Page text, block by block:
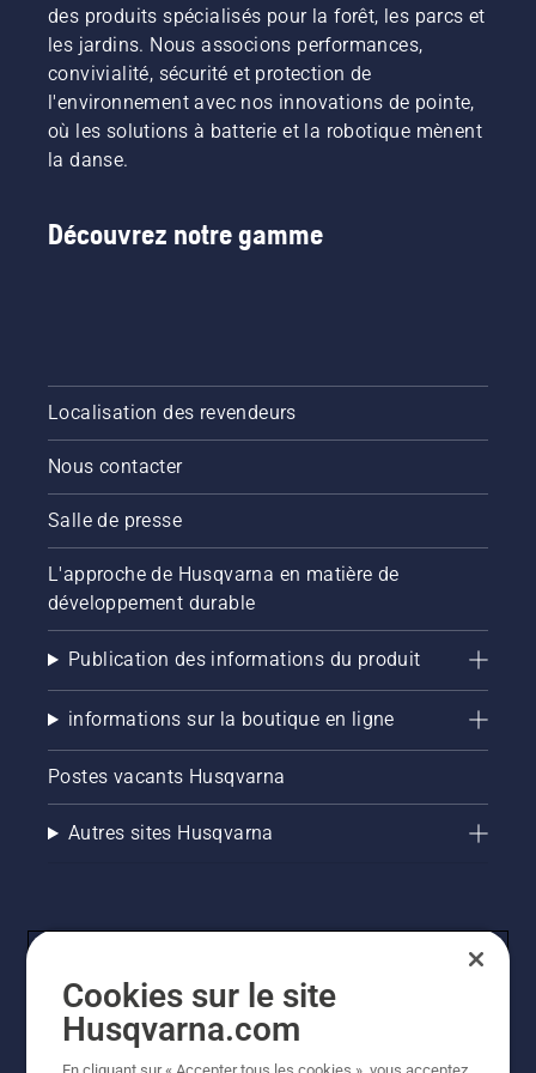
les plus
exigeants.
façons
dans
cette
vidéo.
guide-
chaîne
sans
friction.
Cela
prolonge
de la
courte
pour
de
de votre
chaîne
fonctionne
correctement.
d'abord
vous que
de
chaîne
des produits spécialisés pour la forêt, les parcs et
les jardins. Nous associons performances,
convivialité, sécurité et protection de
l'environnement avec nos innovations de pointe,
où les solutions à batterie et la robotique mènent
la danse.
Découvrez notre gamme
Localisation des revendeurs
Nous contacter
Salle de presse
L'approche de Husqvarna en matière de
développement durable
Publication des informations du produit
informations sur la boutique en ligne
Postes vacants Husqvarna
Autres sites Husqvarna
Cookies sur le site
Husqvarna.com